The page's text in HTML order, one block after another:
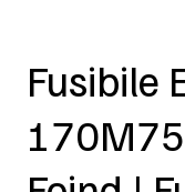
Fusibile